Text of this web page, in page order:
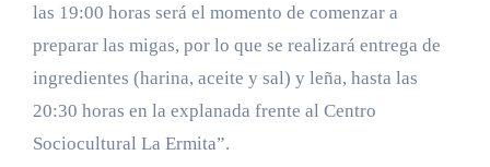
las 19:00 horas será el momento de comenzar a
preparar las migas, por lo que se realizará entrega de
ingredientes (harina, aceite y sal) y leña, hasta las
20:30 horas en la explanada frente al Centro
Sociocultural La Ermita”.